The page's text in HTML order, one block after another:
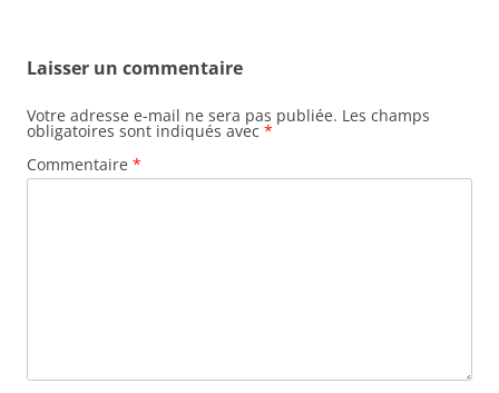
Laisser un commentaire
Votre adresse e-mail ne sera pas publiée. Les champs
obligatoires sont indiqués avec *
Commentaire *